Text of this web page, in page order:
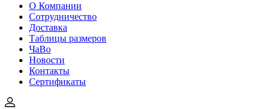
О Компании
Сотрудничество
Доставка
Таблицы размеров
ЧаВо
Новости
Контакты
Сертификаты